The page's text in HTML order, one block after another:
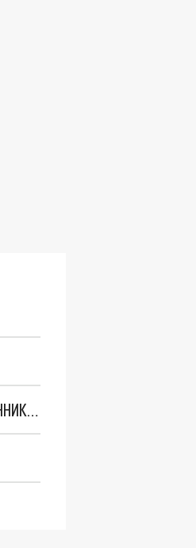
"МОНОПОЛИЯ УСТАНАВЛИВАЕТ ПРАВИЛА": ПОЛУЧИТСЯ ЛИ У ФЕДОРИЩЕВА НАЙТИ МОШЕННИКОВ В РУССКОМ ФУТБОЛЕ